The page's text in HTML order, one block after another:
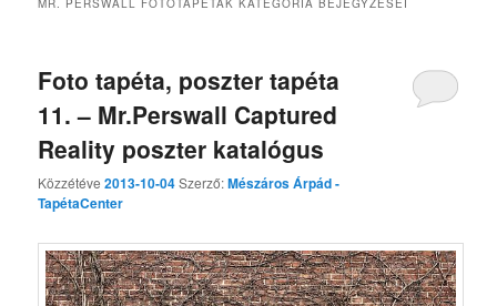
MR. PERSWALL FOTÓTAPÉTÁK KATEGÓRIA BEJEGYZÉSEI
Foto tapéta, poszter tapéta
11. – Mr.Perswall Captured
Reality poszter katalógus
Közzétéve2013-10-04Szerző:Mészáros Árpád -
TapétaCenter